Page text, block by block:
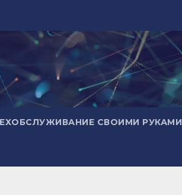
СВОИМИ РУКАМИ